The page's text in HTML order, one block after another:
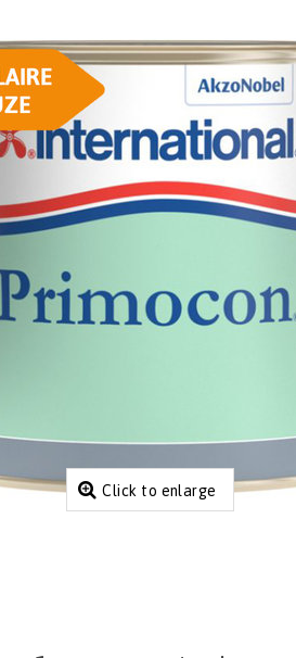
Click to enlarge